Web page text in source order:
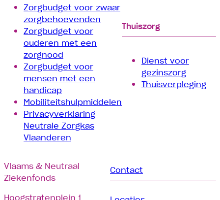
Zorgbudget voor zwaar
zorgbehoevenden
Zorgbudget voor
ouderen met een
zorgnood
Zorgbudget voor
mensen met een
handicap
Mobiliteitshulpmiddelen
Privacyverklaring
Neutrale Zorgkas
Vlaanderen
Thuiszorg
Dienst voor
gezinszorg
Thuisverpleging
Vlaams & Neutraal
Ziekenfonds
Hoogstratenplein 1
Contact